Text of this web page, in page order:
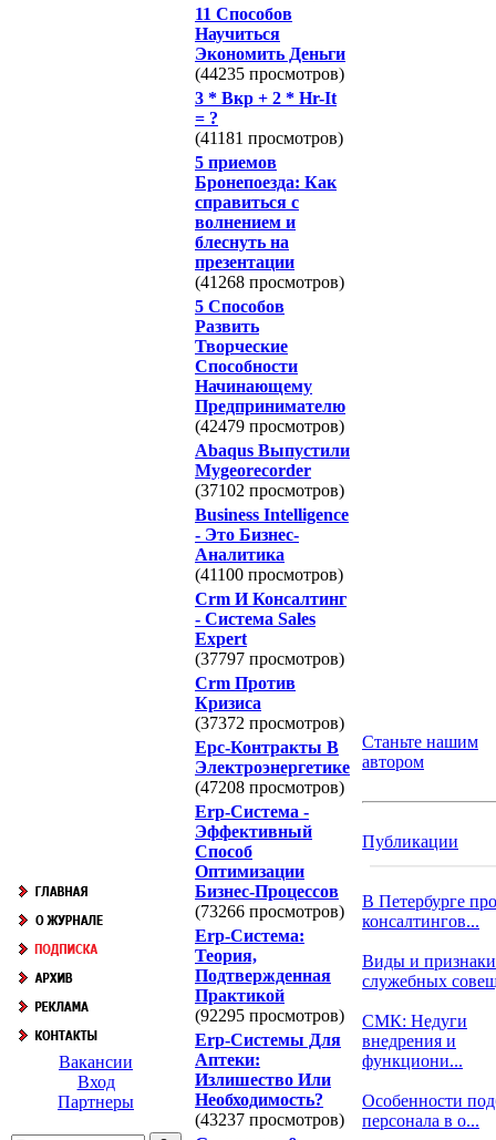
Вакансии
Вход
Партнеры
11 Способов
Научиться
Экономить Деньги
(44235 просмотров)
3 * Вкр + 2 * Hr-It
= ?
(41181 просмотров)
5 приемов
Бронепоезда: Как
справиться с
волнением и
блеснуть на
презентации
(41268 просмотров)
5 Способов
Развить
Творческие
Способности
Начинающему
Предпринимателю
(42479 просмотров)
Abaqus Выпустили
Mygeorecorder
(37102 просмотров)
Business Intelligence
- Это Бизнес-
Аналитика
(41100 просмотров)
Crm И Консалтинг
- Система Sales
Expert
(37797 просмотров)
Crm Против
Кризиса
(37372 просмотров)
Epc-Контракты В
Электроэнергетике
(47208 просмотров)
Erp-Система -
Эффективный
Способ
Оптимизации
Бизнес-Процессов
(73266 просмотров)
Erp-Система:
Теория,
Подтвержденная
Практикой
(92295 просмотров)
Erp-Системы Для
Аптеки:
Излишество Или
Необходимость?
(43237 просмотров)
Станьте нашим
автором
Публикации
В Петербурге
консалтингов...
Виды и признаки
служебных
СМК: Недуги
внедрения и
функциони...
Особенности
персонала в о...